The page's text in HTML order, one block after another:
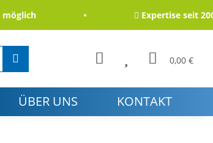
Expertise seit 2006
0,00 €
ÜBER UNS KONTAKT